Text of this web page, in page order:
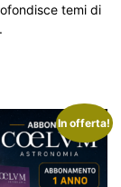
temi di
In offerta!